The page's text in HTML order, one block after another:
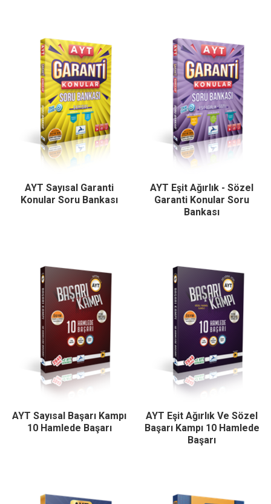
AYT Sayısal Garanti
Konular Soru Bankası
AYT Eşit Ağırlık - Sözel
Garanti Konular Soru
Bankası
AYT Sayısal Başarı Kampı
10 Hamlede Başarı
AYT Eşit Ağırlık Ve Sözel
Başarı Kampı 10 Hamlede
Başarı